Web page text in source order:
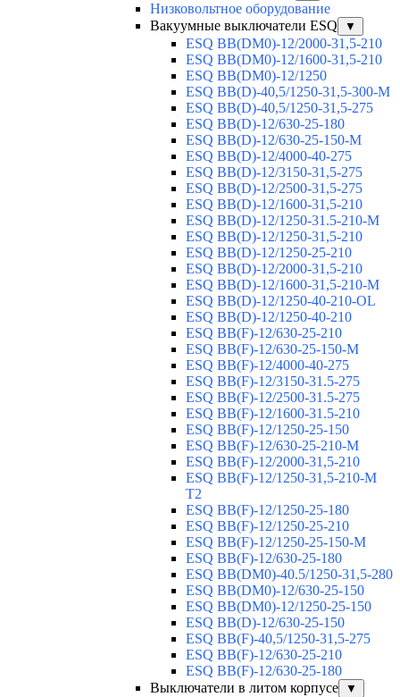
Низковольтное оборудование
Вакуумные выключатели ESQ
▼
ESQ ВВ(DM0)-12/2000-31,5-210
ESQ ВВ(DM0)-12/1600-31,5-210
ESQ ВВ(DM0)-12/1250
ESQ ВВ(D)-40,5/1250-31,5-300-М
ESQ ВВ(D)-40,5/1250-31,5-275
ESQ ВВ(D)-12/630-25-180
ESQ ВВ(D)-12/630-25-150-М
ESQ ВВ(D)-12/4000-40-275
ESQ ВВ(D)-12/3150-31,5-275
ESQ ВВ(D)-12/2500-31,5-275
ESQ ВВ(D)-12/1600-31,5-210
ESQ ВВ(D)-12/1250-31.5-210-М
ESQ ВВ(D)-12/1250-31,5-210
ESQ ВВ(D)-12/1250-25-210
ESQ BB(D)-12/2000-31,5-210
ESQ BB(D)-12/1600-31,5-210-М
ESQ BB(D)-12/1250-40-210-OL
ESQ BB(D)-12/1250-40-210
ESQ ВВ(F)-12/630-25-210
ESQ ВВ(F)-12/630-25-150-М
ESQ ВВ(F)-12/4000-40-275
ESQ ВВ(F)-12/3150-31.5-275
ESQ ВВ(F)-12/2500-31.5-275
ESQ ВВ(F)-12/1600-31.5-210
ESQ ВВ(F)-12/1250-25-150
ESQ BB(F)-12/630-25-210-М
ESQ BB(F)-12/2000-31,5-210
ESQ BB(F)-12/1250-31,5-210-М
T2
ESQ BB(F)-12/1250-25-180
ESQ ВВ(F)-12/1250-25-210
ESQ ВВ(F)-12/1250-25-150-М
ESQ BB(F)-12/630-25-180
ESQ ВВ(DM0)-40.5/1250-31,5-280
ESQ ВВ(DM0)-12/630-25-150
ESQ ВВ(DM0)-12/1250-25-150
ESQ BB(D)-12/630-25-150
ESQ ВВ(F)-40,5/1250-31,5-275
ESQ ВВ(F)-12/630-25-210
ESQ ВВ(F)-12/630-25-180
Выключатели в литом корпусе
▼